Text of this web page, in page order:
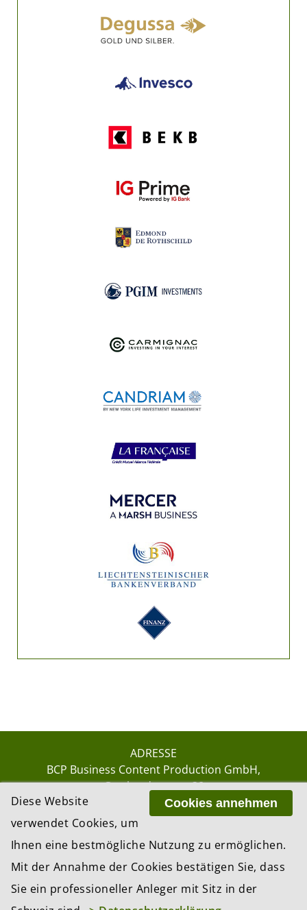
ADRESSE
BCP Business Content Production GmbH
Gotthardstrasse 38
8002 Zürich
GmbH, Zürich – Switzerland
Website by update AG, Zurich
Cookies annehmen
Diese Website
verwendet Cookies, um
Ihnen eine bestmögliche Nutzung zu ermöglichen.
Mit der Annahme der Cookies bestätigen Sie, dass
Sie ein professioneller Anleger mit Sitz in der